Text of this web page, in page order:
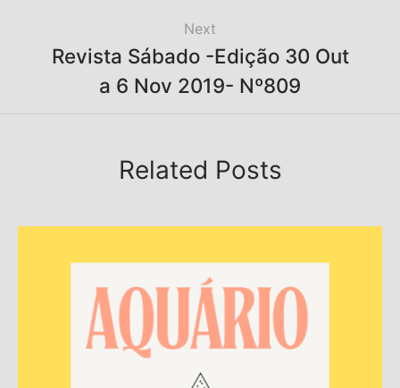
Next
Revista Sábado -Edição 30 Out
a 6 Nov 2019- Nº809
Related Posts